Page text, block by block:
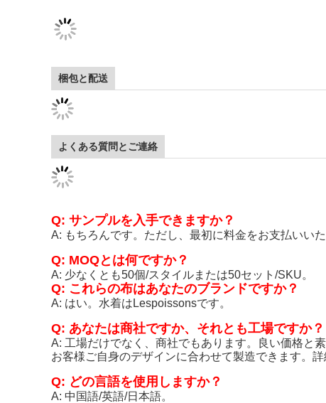
梱包と配送
よくある質問とご連絡
Q: サンプルを入手できますか？
A: もちろんです。ただし、最初に料金をお支払いい
Q: MOQとは何ですか？
A: 少なくとも50個/スタイルまたは50セット/SKU。
Q: これらの布はあなたのブランドですか？
A: はい。水着はLespoissonsです。
Q: あなたは商社ですか、それとも工場ですか？
A: 工場だけでなく、商社でもあります。良い価格と
お客様ご自身のデザインに合わせて製造できます。詳
Q: どの言語を使用しますか？
A: 中国語/英語/日本語。